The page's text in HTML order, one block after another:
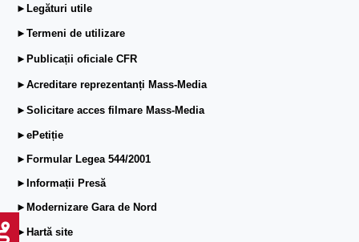
►Legături utile
►Termeni de utilizare
►Publicații oficiale CFR
►Acreditare reprezentanți Mass-Media
►Solicitare acces filmare Mass-Media
►ePetiție
►Formular Legea 544/2001
►Informații Presă
►Modernizare Gara de Nord
►Hartă site